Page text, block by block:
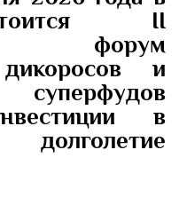
II
форум
дикоросов и
суперфудов
в